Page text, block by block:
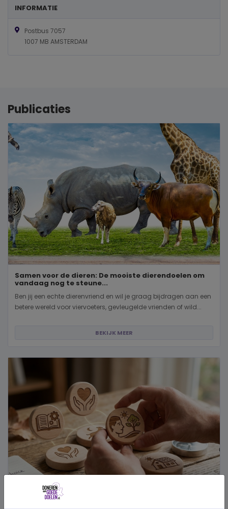
INFORMATIE
Postbus 7057
1007 MB AMSTERDAM
Publicaties
Samen voor de dieren: De mooiste dierendoelen om
vandaag nog te steune...
Ben jij een echte dierenvriend en wil je graag bijdragen aan een
betere wereld voor viervoeters, gevleugelde vrienden of wild...
BEKIJK MEER